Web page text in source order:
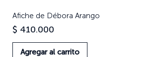
Afiche de Débora Arango
Precio
$ 410.000
Agregar al carrito